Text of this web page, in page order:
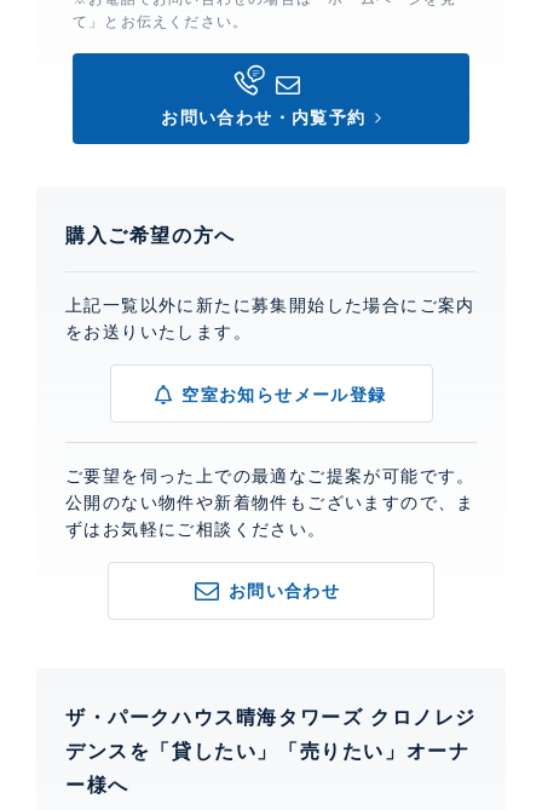
て」とお伝えください。
お問い合わせ・内覧予約
購入ご希望の方へ
上記一覧以外に新たに募集開始した場合にご案内
をお送りいたします。
空室お知らせメール登録
ご要望を伺った上での最適なご提案が可能です。
公開のない物件や新着物件もございますので、ま
ずはお気軽にご相談ください。
お問い合わせ
ザ・パークハウス晴海タワーズ クロノレジ
デンスを「貸したい」「売りたい」オーナ
ー様へ